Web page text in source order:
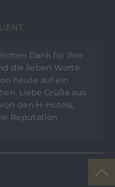
Dank für Ihre
die lieben Worte.
heute auf ein
Liebe Grüße aus
den H-Hotels,
Reputation